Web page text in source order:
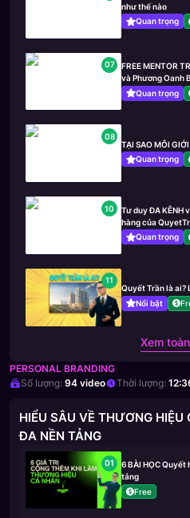
như thế nào
Quan trọng
07
FREE MENTOR
và Phương Oanh
Quan trọng
08
TẠI SAO MÔI
Quan trọng
10
Tư duy ĐA KÊNH
hàng của
Quan trọng
11
Quyết Trần là ai?
Nổi bật
Xem
PERSONAL BRANDING
Số lượng: 94 video Thời lượng:
HIỂU SÂU VỀ THƯƠNG
ĐA NỀN TẢNG
01
6 BÀI HỌC
tảng
Free